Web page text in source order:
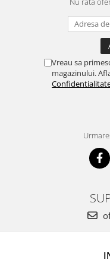
Vreau sa
magazinului.